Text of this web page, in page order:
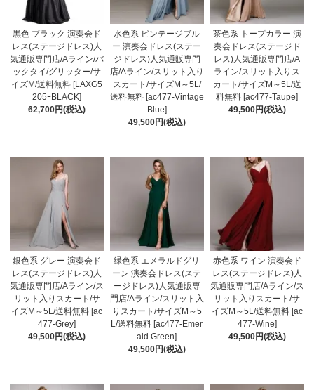
黒色 ブラック 演奏会ド
レス(ステージドレス)人
気通販専門店/Aライン/バ
ックタイ/グリッター/サ
イズM/送料無料 [LAXG5
205ｰBLACK]
62,700円(税込)
水色系 ビンテージブル
ー 演奏会ドレス(ステー
ジドレス)人気通販専門
店/Aライン/スリット入り
スカート/サイズM～5L/
送料無料 [ac477-Vintage
Blue]
49,500円(税込)
茶色系 トープカラー 演
奏会ドレス(ステージド
レス)人気通販専門店/A
ライン/スリット入りス
カート/サイズM～5L/送
料無料 [ac477-Taupe]
49,500円(税込)
銀色系 グレー 演奏会ド
レス(ステージドレス)人
気通販専門店/Aライン/ス
リット入りスカート/サ
イズM～5L/送料無料 [ac
477-Grey]
49,500円(税込)
緑色系 エメラルドグリ
ーン 演奏会ドレス(ステ
ージドレス)人気通販専
門店/Aライン/スリット入
りスカート/サイズM～5
L/送料無料 [ac477-Emer
ald Green]
49,500円(税込)
赤色系 ワイン 演奏会ド
レス(ステージドレス)人
気通販専門店/Aライン/ス
リット入りスカート/サ
イズM～5L/送料無料 [ac
477-Wine]
49,500円(税込)